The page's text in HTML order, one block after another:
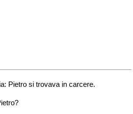
Pietro si trovava in carcere.